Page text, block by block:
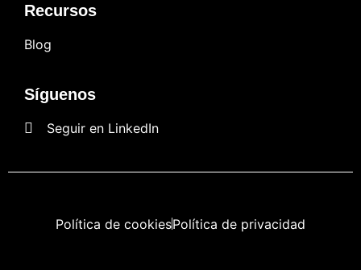
Recursos
Blog
Síguenos
Seguir en LinkedIn
Política de cookiesPolítica de privacidad